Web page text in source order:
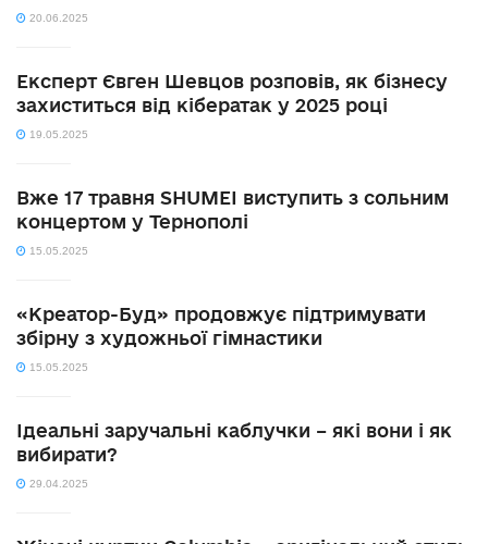
20.06.2025
Експерт Євген Шевцов розповів, як бізнесу
захиститься від кібератак у 2025 році
19.05.2025
Вже 17 травня SHUMEI виступить з сольним
концертом у Тернополі
15.05.2025
«Креатор-Буд» продовжує підтримувати
збірну з художньої гімнастики
15.05.2025
Ідеальні заручальні каблучки – які вони і як
вибирати?
29.04.2025